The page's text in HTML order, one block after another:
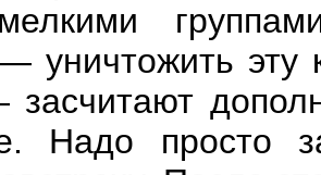
уничтожить эту
Надо просто